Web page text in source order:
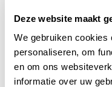
Deze website maakt
We gebruiken cookies
personaliseren, om
en om ons
informatie over uw